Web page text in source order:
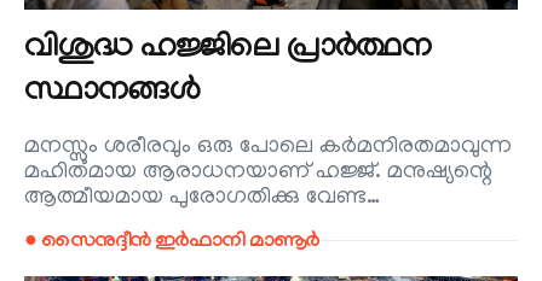
വിശുദ്ധ ഹജ്ജിലെ പ്രാർത്ഥന
സ്ഥാനങ്ങൾ
മനസ്സും ശരീരവും ഒരു പോലെ കർമനിരതമാവുന്ന
മഹിതമായ ആരാധനയാണ് ഹജ്ജ്. മനുഷ്യന്റെ
ആത്മീയമായ പുരോഗതിക്കു വേണ്ട…
● സൈനുദ്ദീൻ ഇർഫാനി മാണൂർ